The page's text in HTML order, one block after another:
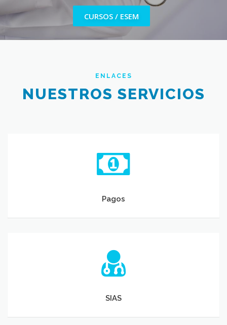
CURSOS / ESEM
ENLACES
NUESTROS SERVICIOS
Pagos
SIAS